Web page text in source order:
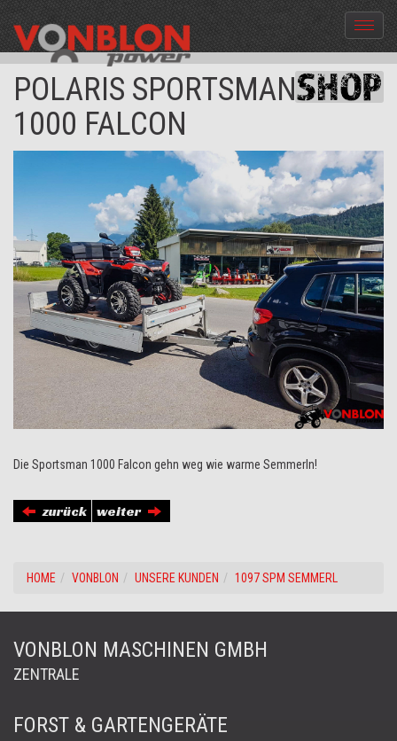
Menü
aus-
und
POLARIS SPORTSMAN XP
1000 FALCON
Die Sportsman 1000 Falcon gehn weg wie warme Semmerln!
zurück weiter
HOME VONBLON UNSERE KUNDEN 1097 SPM SEMMERL
VONBLON MASCHINEN GMBH
ZENTRALE
FORST & GARTENGERÄTE